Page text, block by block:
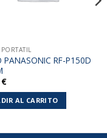
PANASONIC RF-P150D
€
AL CARRITO